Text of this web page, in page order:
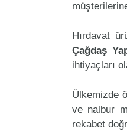
Hırdavat
Çağdaş
ihtiyaçları
Ülkemizde
ve nalbur
rekabet